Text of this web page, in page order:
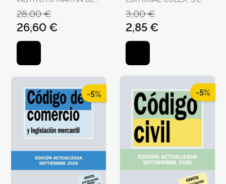
28,00 €
26,60 €
3,00 €
2,85 €
-5% -5%